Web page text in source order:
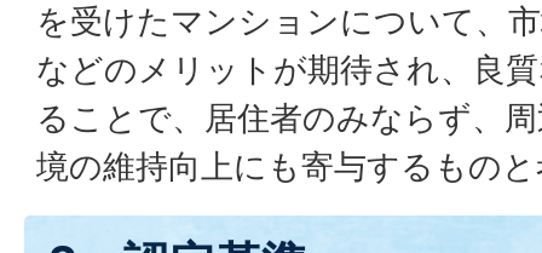
を受けたマンションについて、
などのメリットが期待され、良
ることで、居住者のみならず、
境の維持向上にも寄与するもの